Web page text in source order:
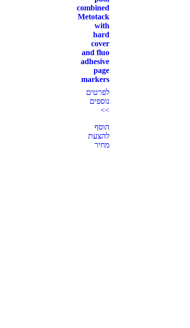
combined
Metotack
with
hard
cover
and fluo
adhesive
page
markers
לפרטים
נוספים
>>
הוסף
להצעת
מחיר